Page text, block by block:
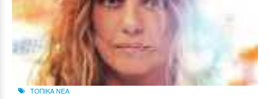
ΤΟΠΙΚΑ ΝΕΑ